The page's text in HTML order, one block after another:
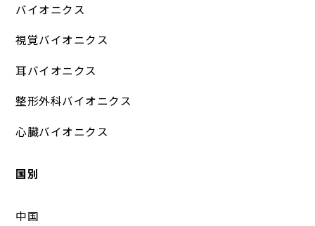
バイオニクス
視覚バイオニクス
耳バイオニクス
整形外科バイオニクス
心臓バイオニクス
国別
中国